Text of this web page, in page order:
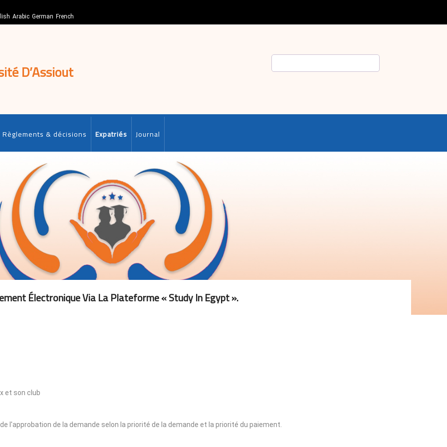
Arabic German French
D’Assiout
Règlements & décisions Expatriés Journal
Électronique Via La Plateforme « Study In Egypt ».
et son club
l'approbation de la demande selon la priorité de la demande et la priorité du paiement.